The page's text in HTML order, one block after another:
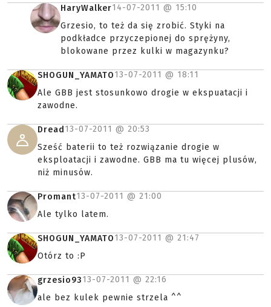
HaryWalker14-07-2011 @ 15:10
Grzesio, to też da się zrobić. Styki na
podkładce przyczepionej do sprężyny,
blokowane przez kulki w magazynku?
SHOGUN_YAMATO13-07-2011 @ 18:11
Ale GBB jest stosunkowo drogie w ekspuatacji i
zawodne.
Dread 13-07-2011 @ 20:53
Sześć baterii to też rozwiązanie drogie w
eksploatacji i zawodne. GBB ma tu więcej plusów,
niż minusów.
Promant13-07-2011 @ 21:00
Ale tylko latem.
SHOGUN_YAMATO13-07-2011 @ 21:47
Otórz to :P
grzesio9313-07-2011 @ 22:16
ale bez kulek pewnie strzela ^^